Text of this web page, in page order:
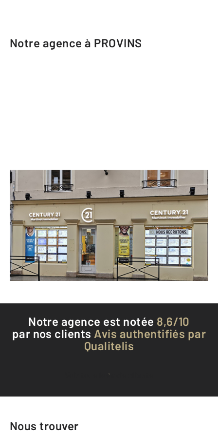
Notre agence à PROVINS
CENTURY 21 Martinot Immobilier
1 rue de la Cordonnerie
PROVINS - 77160
Envoyer un message
Téléphoner à l'agence
Notre agence est notée 8,6/10
par nos clients Avis authentifiés par
Qualitelis
Voir tous les avis clients
Nous trouver